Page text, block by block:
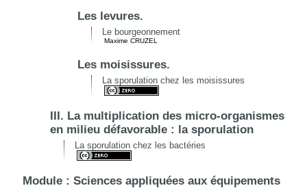
Les levures.
Le bourgeonnement
Maxime CRUZEL
Les moisissures.
La sporulation chez les moisissures
III. La multiplication des micro-organismes
en milieu défavorable : la sporulation
La sporulation chez les bactéries
Module : Sciences appliquées aux équipements